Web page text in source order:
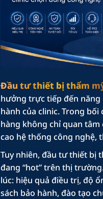
Đầu tư thiết bị thẩm
hưởng trực tiếp đến năng
hành của clinic. Trong
hàng không chỉ quan tâm
cao hệ thống công nghệ,
Tuy nhiên, đầu tư thiết bị
đang “hot” trên thị
lúc: hiệu quả điều trị, độ
sách bảo hành, đào tạo